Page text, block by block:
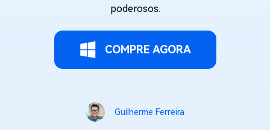
poderosos.
COMPRE AGORA
Guilherme Ferreira